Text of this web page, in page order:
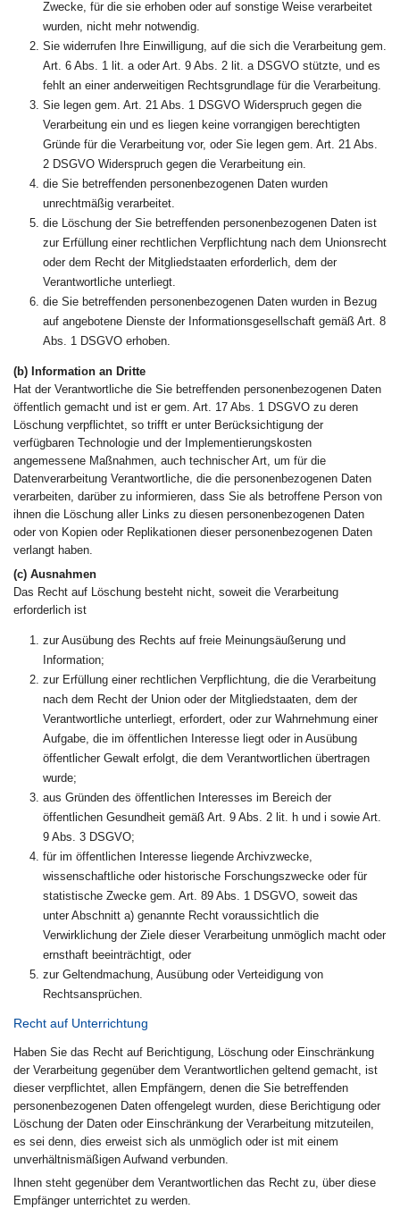
Zwecke, für die sie erhoben oder auf sonstige Weise verarbeitet
wurden, nicht mehr notwendig.
Sie widerrufen Ihre Einwilligung, auf die sich die Verarbeitung gem.
Art. 6 Abs. 1 lit. a oder Art. 9 Abs. 2 lit. a DSGVO stützte, und es
fehlt an einer anderweitigen Rechtsgrundlage für die Verarbeitung.
Sie legen gem. Art. 21 Abs. 1 DSGVO Widerspruch gegen die
Verarbeitung ein und es liegen keine vorrangigen berechtigten
Gründe für die Verarbeitung vor, oder Sie legen gem. Art. 21 Abs.
2 DSGVO Widerspruch gegen die Verarbeitung ein.
die Sie betreffenden personenbezogenen Daten wurden
unrechtmäßig verarbeitet.
die Löschung der Sie betreffenden personenbezogenen Daten ist
zur Erfüllung einer rechtlichen Verpflichtung nach dem Unionsrecht
oder dem Recht der Mitgliedstaaten erforderlich, dem der
Verantwortliche unterliegt.
die Sie betreffenden personenbezogenen Daten wurden in Bezug
auf angebotene Dienste der Informationsgesellschaft gemäß Art. 8
Abs. 1 DSGVO erhoben.
(b) Information an Dritte
Hat der Verantwortliche die Sie betreffenden personenbezogenen Daten
öffentlich gemacht und ist er gem. Art. 17 Abs. 1 DSGVO zu deren
Löschung verpflichtet, so trifft er unter Berücksichtigung der
verfügbaren Technologie und der Implementierungskosten
angemessene Maßnahmen, auch technischer Art, um für die
Datenverarbeitung Verantwortliche, die die personenbezogenen Daten
verarbeiten, darüber zu informieren, dass Sie als betroffene Person von
ihnen die Löschung aller Links zu diesen personenbezogenen Daten
oder von Kopien oder Replikationen dieser personenbezogenen Daten
verlangt haben.
(c) Ausnahmen
Das Recht auf Löschung besteht nicht, soweit die Verarbeitung
erforderlich ist
zur Ausübung des Rechts auf freie Meinungsäußerung und
Information;
zur Erfüllung einer rechtlichen Verpflichtung, die die Verarbeitung
nach dem Recht der Union oder der Mitgliedstaaten, dem der
Verantwortliche unterliegt, erfordert, oder zur Wahrnehmung einer
Aufgabe, die im öffentlichen Interesse liegt oder in Ausübung
öffentlicher Gewalt erfolgt, die dem Verantwortlichen übertragen
wurde;
aus Gründen des öffentlichen Interesses im Bereich der
öffentlichen Gesundheit gemäß Art. 9 Abs. 2 lit. h und i sowie Art.
9 Abs. 3 DSGVO;
für im öffentlichen Interesse liegende Archivzwecke,
wissenschaftliche oder historische Forschungszwecke oder für
statistische Zwecke gem. Art. 89 Abs. 1 DSGVO, soweit das
unter Abschnitt a) genannte Recht voraussichtlich die
Verwirklichung der Ziele dieser Verarbeitung unmöglich macht oder
ernsthaft beeinträchtigt, oder
zur Geltendmachung, Ausübung oder Verteidigung von
Rechtsansprüchen.
Recht auf Unterrichtung
Haben Sie das Recht auf Berichtigung, Löschung oder Einschränkung
der Verarbeitung gegenüber dem Verantwortlichen geltend gemacht, ist
dieser verpflichtet, allen Empfängern, denen die Sie betreffenden
personenbezogenen Daten offengelegt wurden, diese Berichtigung oder
Löschung der Daten oder Einschränkung der Verarbeitung mitzuteilen,
es sei denn, dies erweist sich als unmöglich oder ist mit einem
unverhältnismäßigen Aufwand verbunden.
Ihnen steht gegenüber dem Verantwortlichen das Recht zu, über diese
Empfänger unterrichtet zu werden.